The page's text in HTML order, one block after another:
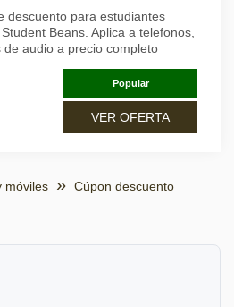
descuento para estudiantes
Beans. Aplica a telefonos,
audio a precio completo
Popular
VER OFERTA
móviles
Cúpon descuento